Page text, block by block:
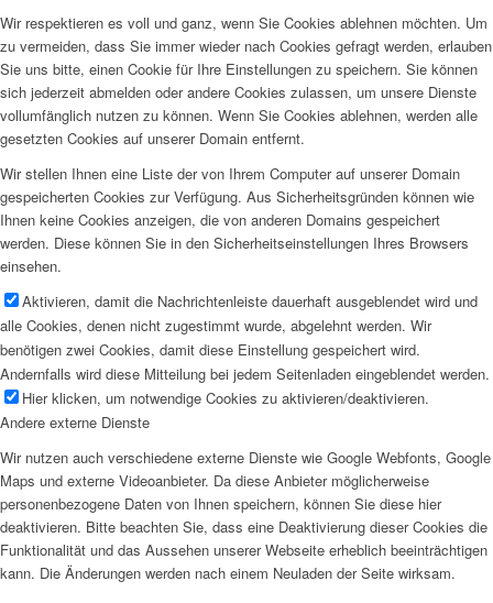
Wir respektieren es voll und ganz, wenn Sie Cookies ablehnen möchten. Um
zu vermeiden, dass Sie immer wieder nach Cookies gefragt werden, erlauben
Sie uns bitte, einen Cookie für Ihre Einstellungen zu speichern. Sie können
sich jederzeit abmelden oder andere Cookies zulassen, um unsere Dienste
vollumfänglich nutzen zu können. Wenn Sie Cookies ablehnen, werden alle
gesetzten Cookies auf unserer Domain entfernt.
Wir stellen Ihnen eine Liste der von Ihrem Computer auf unserer Domain
gespeicherten Cookies zur Verfügung. Aus Sicherheitsgründen können wie
Ihnen keine Cookies anzeigen, die von anderen Domains gespeichert
werden. Diese können Sie in den Sicherheitseinstellungen Ihres Browsers
einsehen.
Aktivieren, damit die Nachrichtenleiste dauerhaft ausgeblendet wird und
alle Cookies, denen nicht zugestimmt wurde, abgelehnt werden. Wir
benötigen zwei Cookies, damit diese Einstellung gespeichert wird.
Andernfalls wird diese Mitteilung bei jedem Seitenladen eingeblendet werden.
Hier klicken, um notwendige Cookies zu aktivieren/deaktivieren.
Andere externe Dienste
Wir nutzen auch verschiedene externe Dienste wie Google Webfonts, Google
Maps und externe Videoanbieter. Da diese Anbieter möglicherweise
personenbezogene Daten von Ihnen speichern, können Sie diese hier
deaktivieren. Bitte beachten Sie, dass eine Deaktivierung dieser Cookies die
Funktionalität und das Aussehen unserer Webseite erheblich beeinträchtigen
kann. Die Änderungen werden nach einem Neuladen der Seite wirksam.